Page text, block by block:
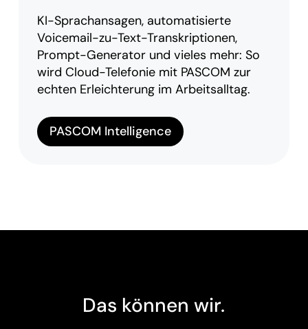
KI-Sprachansagen, automatisierte
Voicemail-zu-Text-Transkriptionen,
Prompt-Generator und vieles mehr: So
wird Cloud-Telefonie mit PASCOM zur
echten Erleichterung im Arbeitsalltag.
PASCOM Intelligence
Das können wir.